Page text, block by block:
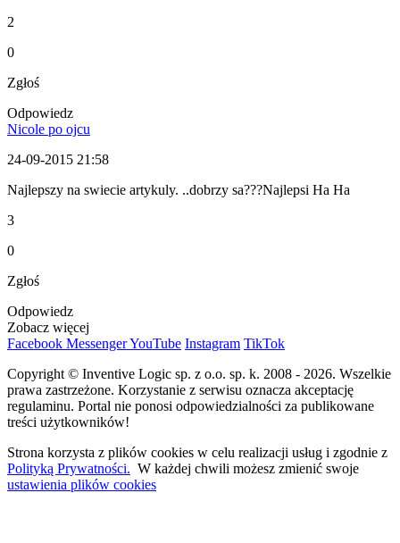
2
0
Zgłoś
Odpowiedz
Nicole po ojcu
24-09-2015 21:58
Najlepszy na swiecie artykuly. ..dobrzy sa???Najlepsi Ha Ha
3
0
Zgłoś
Odpowiedz
Zobacz więcej
Facebook MessengerYouTube Instagram TikTok
Copyright © Inventive Logic sp. z o.o. sp. k. 2008 - 2026. Wszelkie
prawa zastrzeżone. Korzystanie z serwisu oznacza akceptację
regulaminu. Portal nie ponosi odpowiedzialności za publikowane
treści użytkowników!
Strona korzysta z plików cookies w celu realizacji usług i zgodnie z
Polityką Prywatności. W każdej chwili możesz zmienić swoje
ustawienia plików cookies